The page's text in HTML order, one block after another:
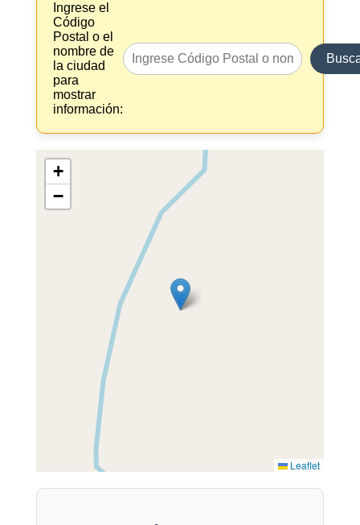
Ingrese el
Código
Postal o el
nombre de
la ciudad
para
mostrar
información:
+
−
Leaflet